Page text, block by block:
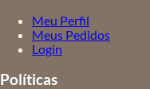
Meu Perfil
Meus Pedidos
Login
Políticas